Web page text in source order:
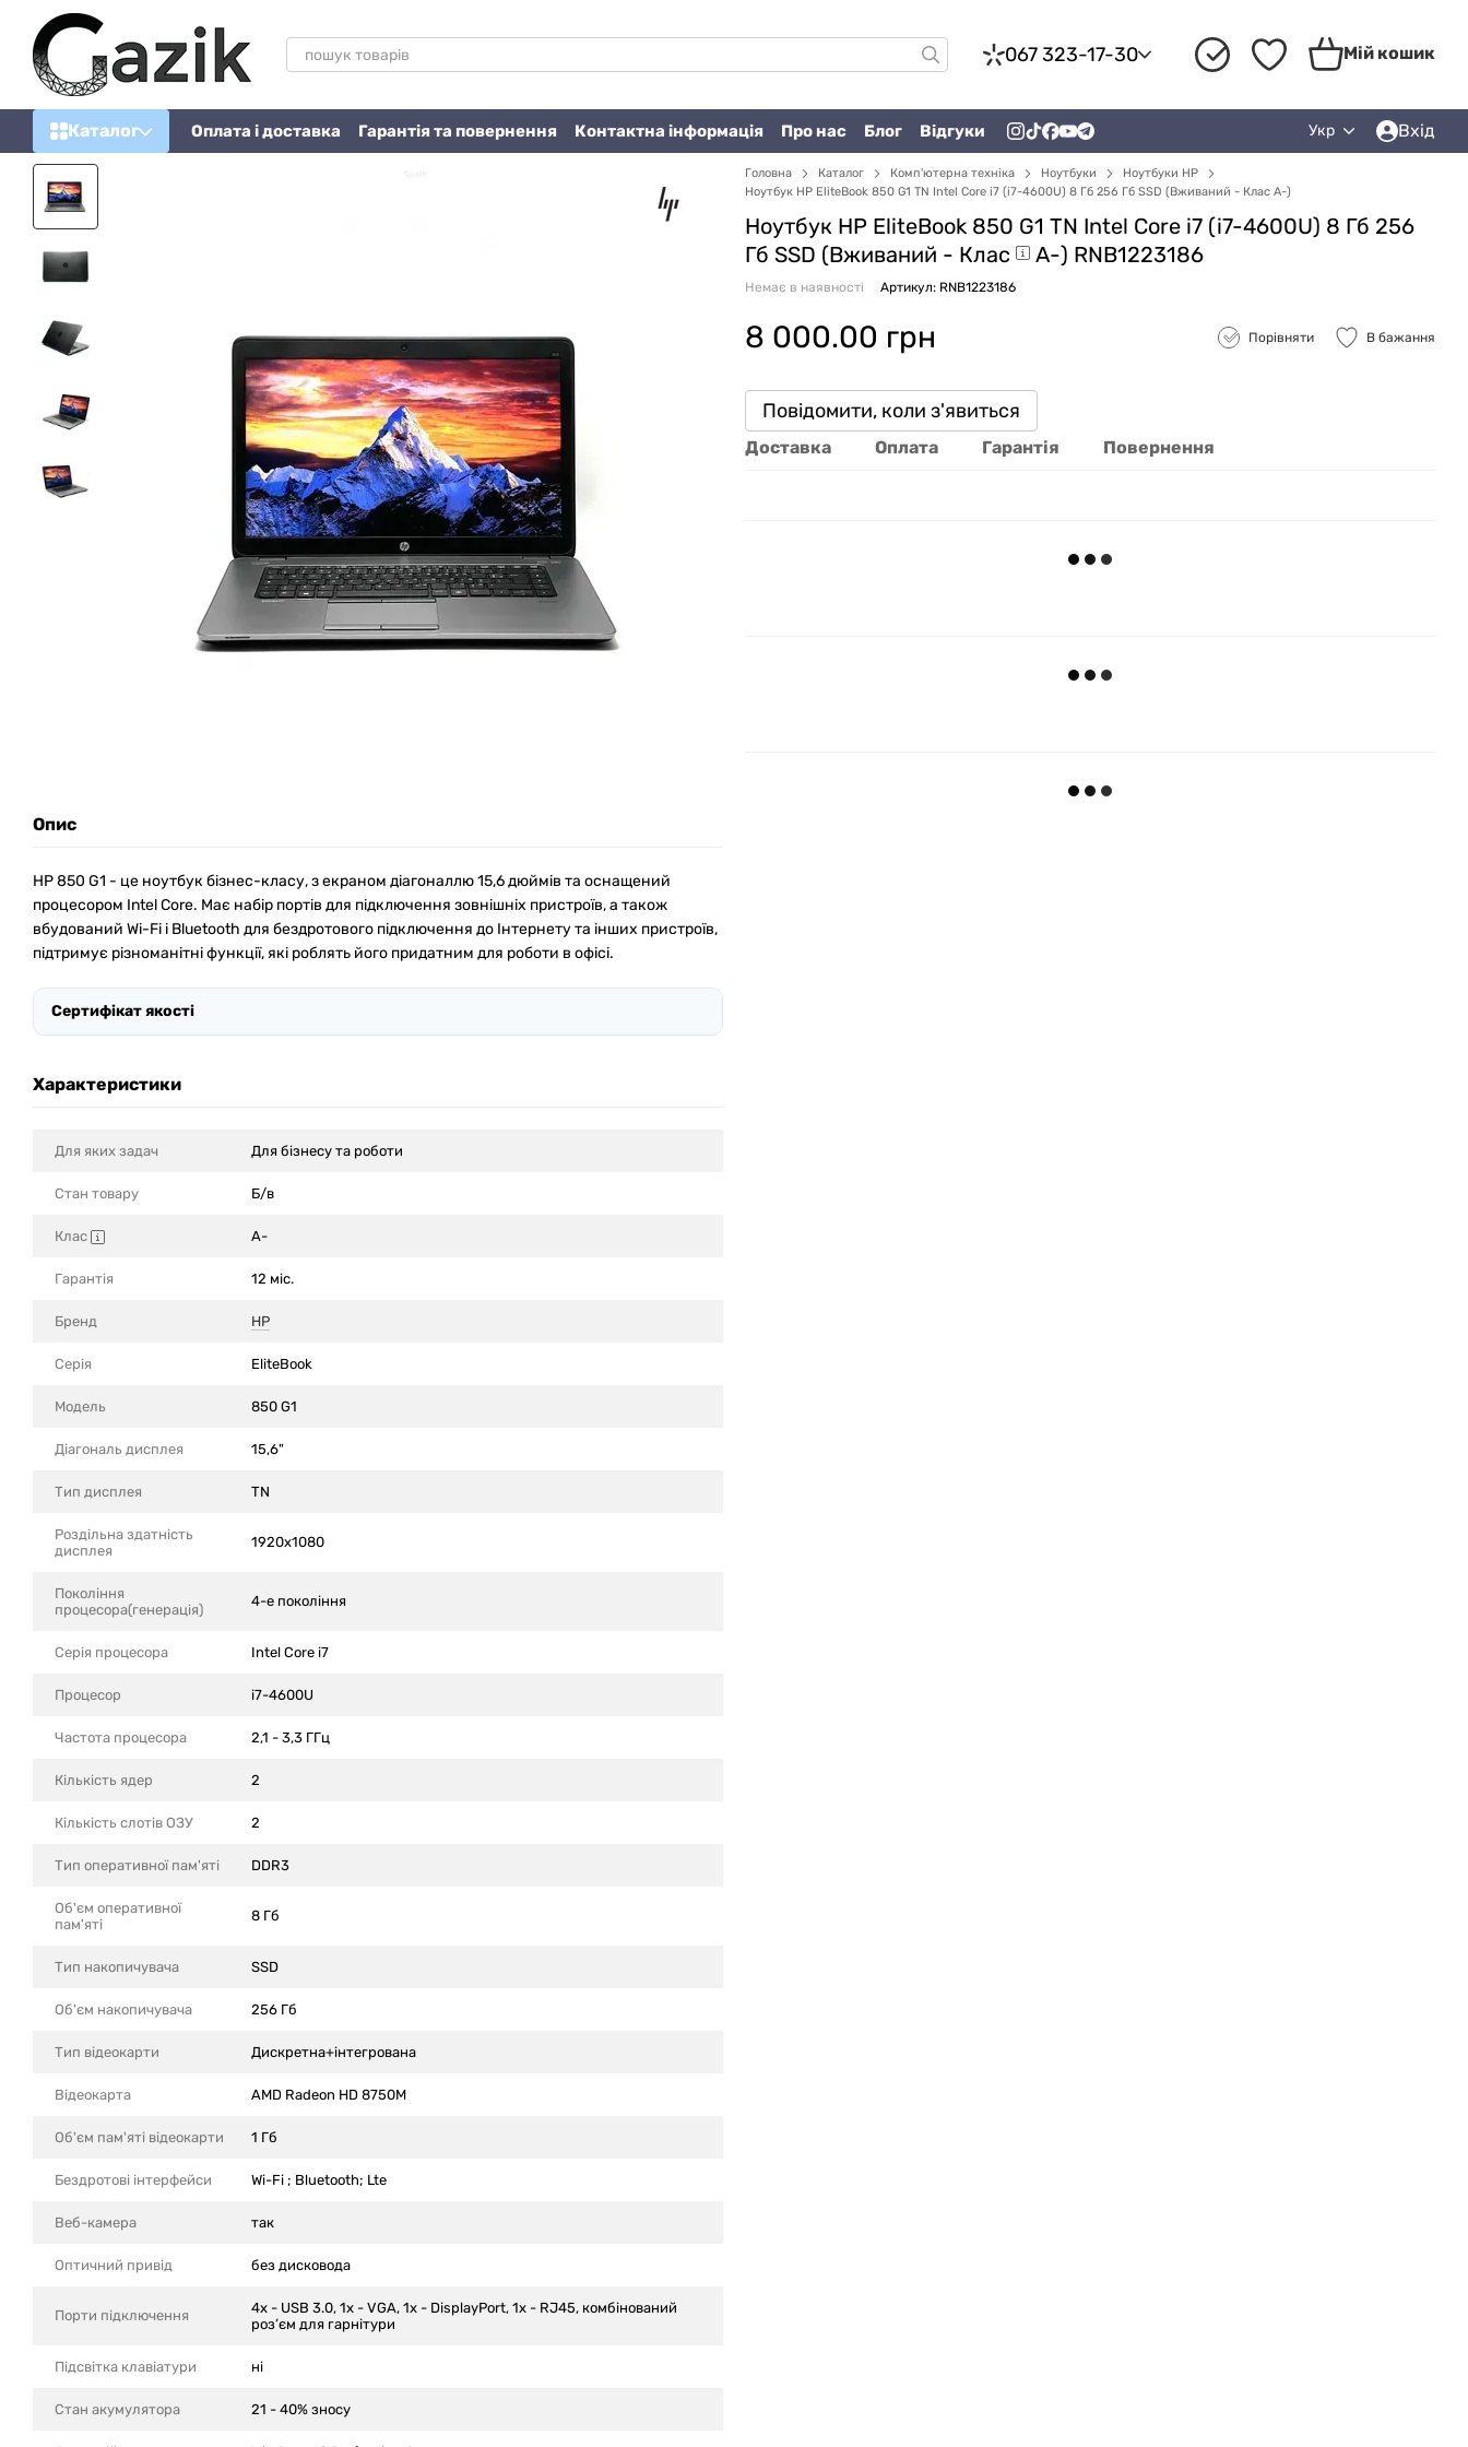
Перейти до основного контенту
067 323-17-30 Мій кошик
Каталог Оплата і доставка Гарантія та повернення Контактна інформація Про нас Блог Відгуки Укр Вхід
Опис
HP 850 G1 - це ноутбук бізнес-класу, з екраном діагоналлю 15,6 дюймів та оснащений
процесором Intel Core. Має набір портів для підключення зовнішніх пристроїв, а також
вбудований Wi-Fi і Bluetooth для бездротового підключення до Інтернету та інших пристроїв,
підтримує різноманітні функції, які роблять його придатним для роботи в офісі.
Сертифікат якості
Характеристики
Для яких задач Для бізнесу та роботи
Стан товару Б/в
Клас A-
Гарантія 12 міс.
Бренд HP
Серія EliteBook
Модель 850 G1
Діагональ дисплея 15,6"
Тип дисплея TN
Роздільна здатність
дисплея
1920x1080
Покоління
процесора(генерація)
4-е покоління
Серія процесора Intel Core i7
Процесор i7-4600U
Частота процесора 2,1 - 3,3 ГГц
Кількість ядер 2
Кількість слотів ОЗУ 2
Тип оперативної пам'яті DDR3
Об'єм оперативної
пам'яті
8 Гб
Тип накопичувача SSD
Об'єм накопичувача 256 Гб
Тип відеокарти Дискретна+інтегрована
Відеокарта AMD Radeon HD 8750M
Об'єм пам'яті відеокарти 1 Гб
Бездротові інтерфейси Wi-Fi ; Bluetooth; Lte
Веб-камера так
Оптичний привід без дисковода
Порти підключення
4x - USB 3.0, 1x - VGA, 1x - DisplayPort, 1x - RJ45, комбінований
роз’єм для гарнітури
Підсвітка клавіатури ні
Стан акумулятора 21 - 40% зносу
Головна Каталог Комп'ютерна техніка Ноутбуки
Ноутбуки HP
Ноутбук HP EliteBook 850 G1 TN Intel Core i7 (i7-4600U) 8 Гб 256 Гб SSD (Вживаний - Клас A-)
Ноутбук HP EliteBook 850 G1 TN Intel Core i7 (i7-4600U) 8 Гб 256
Гб SSD (Вживаний - Клас A-) RNB1223186
Немає в наявності Артикул: RNB1223186
8 000.00 грн Порівняти В бажання
Повідомити, коли з'явиться
Доставка Оплата Гарантія Повернення